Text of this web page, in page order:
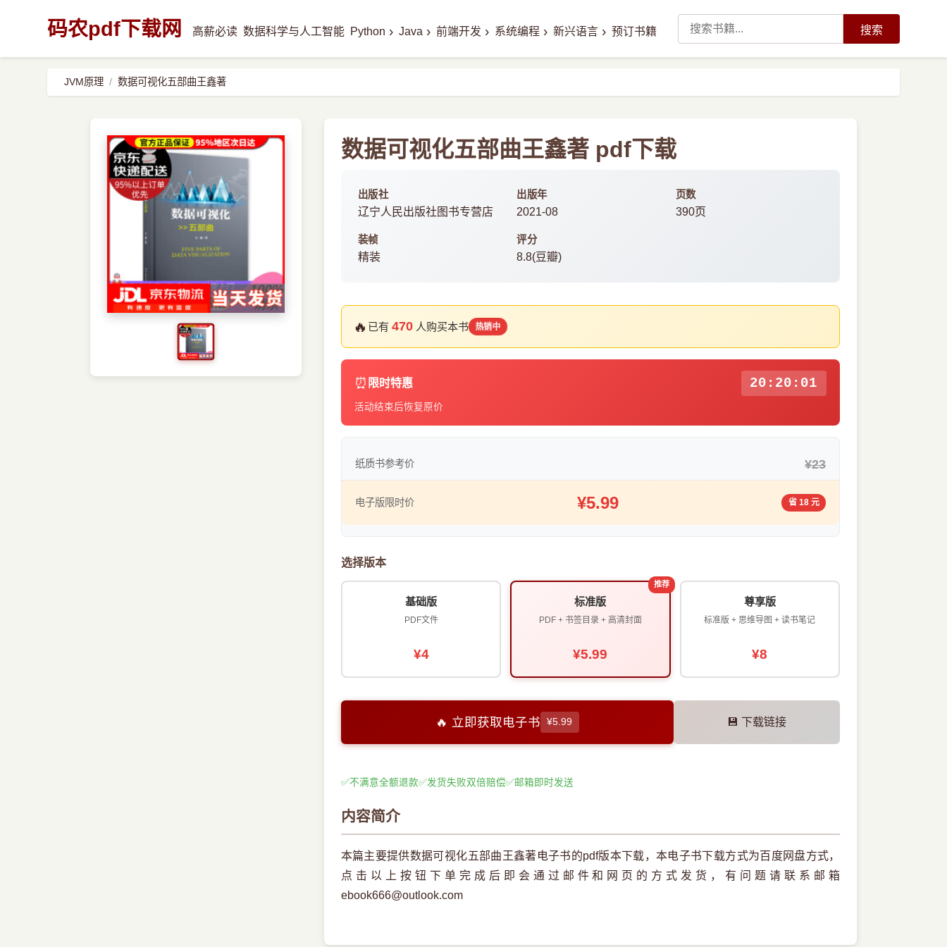
码农pdf下载网 高薪必读 数据科学与人工智能 Python › Java › 前端开发 › 系统编程 › 新兴语言 › 预订书籍 搜索
JVM原理 数据可视化五部曲王鑫著
数据可视化五部曲王鑫著 pdf下载
出版社
辽宁人民出版社图书专营店
出版年
2021-08
页数
390页
装帧
精装
评分
8.8(豆瓣)
🔥 已有 470人购买本书 热销中
⏰ 限时特惠 20:20:00
活动结束后恢复原价
纸质书参考价 ¥23
电子版限时价 ¥5.99 省 18 元
选择版本
基础版
PDF文件
¥4
推荐
标准版
PDF + 书签目录 + 高清封面
¥5.99
尊享版
标准版 + 思维导图 + 读书笔记
¥8
🔥 立即获取电子书 ¥5.99 💾 下载链接
✅不满意全额退款✅发货失败双倍赔偿✅邮箱即时发送
内容简介
本篇主要提供数据可视化五部曲王鑫著电子书的pdf版本下载，本电子书下载方式为百度网盘方式，
点击以上按钮下单完成后即会通过邮件和网页的方式发货，有问题请联系邮箱
ebook666@outlook.com